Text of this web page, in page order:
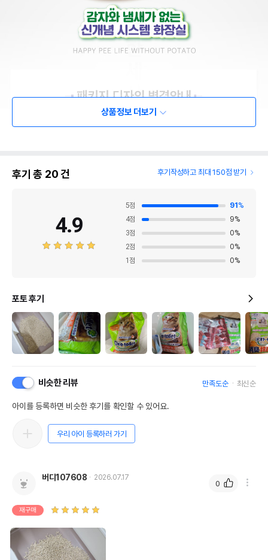
상품정보 더보기
후기 총 20건 후기작성하고 최대 150점 받기
4.9
5점 91 %
4점 9%
3점 0%
2점 0%
1 점 0%
포토 후기
비슷한 리뷰 만족도순 최신순
아이를 등록하면 비슷한 후기를 확인할 수 있어요.
우리 아이 등록하러 가기
버디107608 2026.07.17
재구매
0